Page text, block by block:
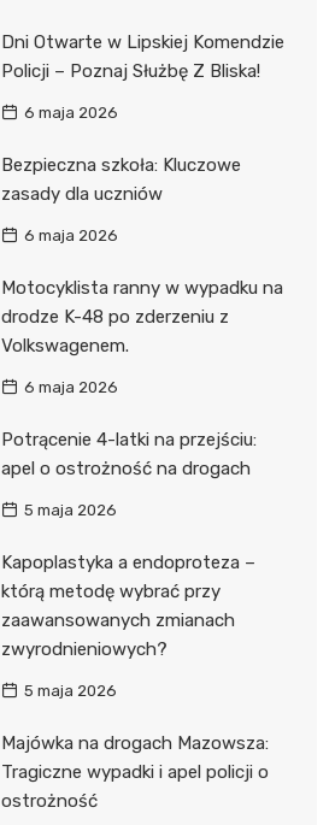
Dni Otwarte w Lipskiej Komendzie
Policji – Poznaj Służbę Z Bliska!
6 maja 2026
Bezpieczna szkoła: Kluczowe
zasady dla uczniów
6 maja 2026
Motocyklista ranny w wypadku na
drodze K-48 po zderzeniu z
Volkswagenem.
6 maja 2026
Potrącenie 4-latki na przejściu:
apel o ostrożność na drogach
5 maja 2026
Kapoplastyka a endoproteza –
którą metodę wybrać przy
zaawansowanych zmianach
zwyrodnieniowych?
5 maja 2026
Majówka na drogach Mazowsza:
Tragiczne wypadki i apel policji o
ostrożność